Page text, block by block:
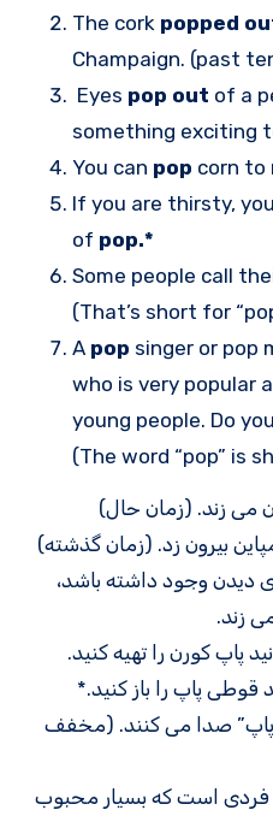
The cork popped
Champaign. (past
Eyes pop out of a
something exciting
You can pop corn to
If you are thirsty,
of pop.*
Some people call
(That’s short for
A pop singer or pop
who is very popular
young people. Do
(The word “pop” is
می زند. (زمان حال)
بیرون زد. (زمان گذشته)
دیدن وجود داشته باشد،
زند.
پاپ کورن را تهیه کنید.
قوطی پاپ را باز کنید.*
“پاپ” صدا می کنند. (مخفف
فردی است که بسیار محبوب